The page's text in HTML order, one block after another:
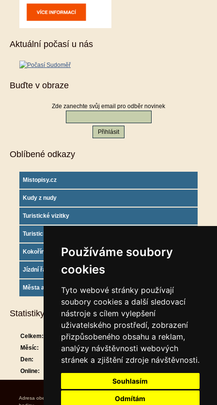
Používáme soubory
cookies
Tyto webové stránky používají
soubory cookies a další sledovací
nástroje s cílem vylepšení
uživatelského prostředí, zobrazení
přizpůsobeného obsahu a reklam,
analýzy návštěvnosti webových
stránek a zjištění zdroje návštěvnosti.
Souhlasím
Odmítám
Aktuální počasí u nás
Buďte v obraze
Zde zanechte svůj email pro odběr novinek
Oblíbené odkazy
Mistopisy.cz
Kudy z nudy
Turistické vizitky
Turistický deník
Kokořínsko info
Jízdní řády
Města a obce
Statistiky
Online:
Celkem:
913381
Měsíc:
30680
Den:
Adresa obecního úřadu Úřední